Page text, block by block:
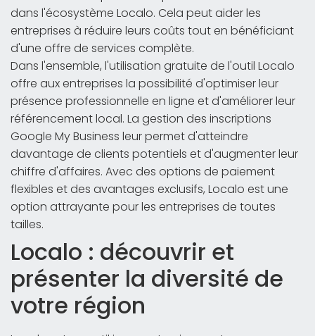
dans l'écosystème Localo. Cela peut aider les
entreprises à réduire leurs coûts tout en bénéficiant
d'une offre de services complète.
Dans l'ensemble, l'utilisation gratuite de l'outil Localo
offre aux entreprises la possibilité d'optimiser leur
présence professionnelle en ligne et d'améliorer leur
référencement local. La gestion des inscriptions
Google My Business leur permet d'atteindre
davantage de clients potentiels et d'augmenter leur
chiffre d'affaires. Avec des options de paiement
flexibles et des avantages exclusifs, Localo est une
option attrayante pour les entreprises de toutes
tailles.
Localo : découvrir et
présenter la diversité de
votre région